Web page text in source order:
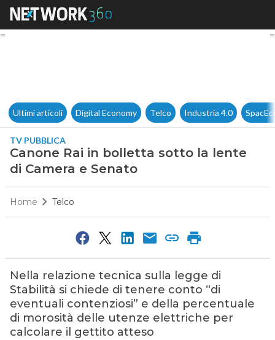
Canone Rai in bolletta sotto
Ultimi articoli Digital Economy Telco Industria 4.0
TV PUBBLICA
Canone Rai in bolletta sotto la lente
di Camera e Senato
Home Telco
Nella relazione tecnica sulla legge di
Stabilità si chiede di tenere conto “di
eventuali contenziosi” e della percentuale
di morosità delle utenze elettriche per
calcolare il gettito atteso